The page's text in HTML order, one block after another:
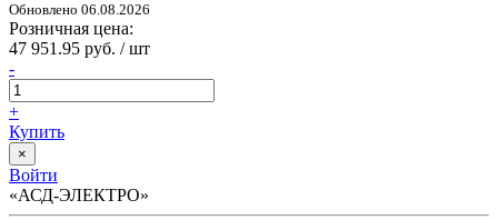
Обновлено 06.08.2026
Розничная цена:
47 951.95 руб. / шт
-
+
Купить
×
Войти
«АСД-ЭЛЕКТРО»